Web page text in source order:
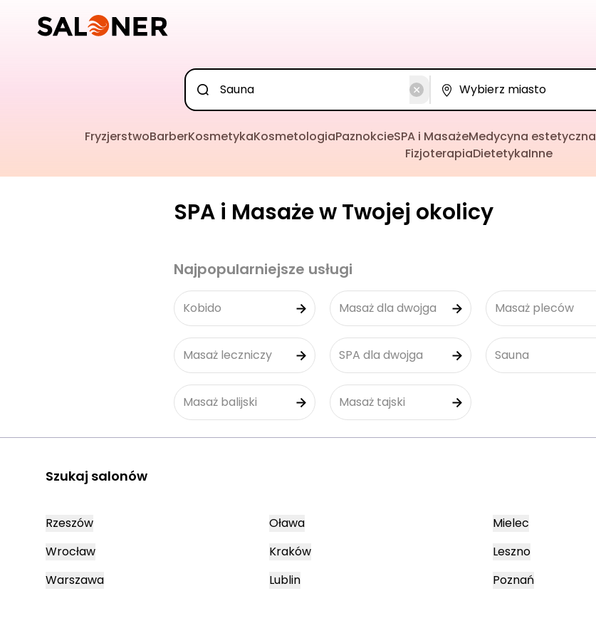
FryzjerstwoBarberKosmetykaKosmetologiaPaznokcieSPA i MasażeMedycyna estetyczna
FizjoterapiaDietetykaInne
SPA i Masaże w Twojej okolicy
Najpopularniejsze usługi
Kobido Masaż dla dwojga Masaż pleców
Masaż leczniczy SPA dla dwojga Sauna
Masaż balijski Masaż tajski
Szukaj salonów
Rzeszów
Wrocław
Warszawa
Oława
Kraków
Lublin
Mielec
Leszno
Poznań